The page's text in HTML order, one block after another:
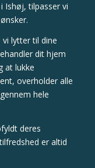
Ishøj, tilpasser vi
vi lytter til dine
dit hjem
at lukke
overholder alle
hele
deres
er altid